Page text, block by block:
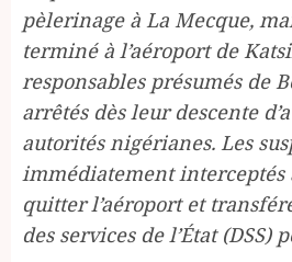
pèlerinage à La Mecque,
terminé à l’aéroport de
responsables présumés de
arrêtés dès leur descente
autorités nigérianes. Les
immédiatement interceptés
quitter l’aéroport et
des services de l’État (DSS)